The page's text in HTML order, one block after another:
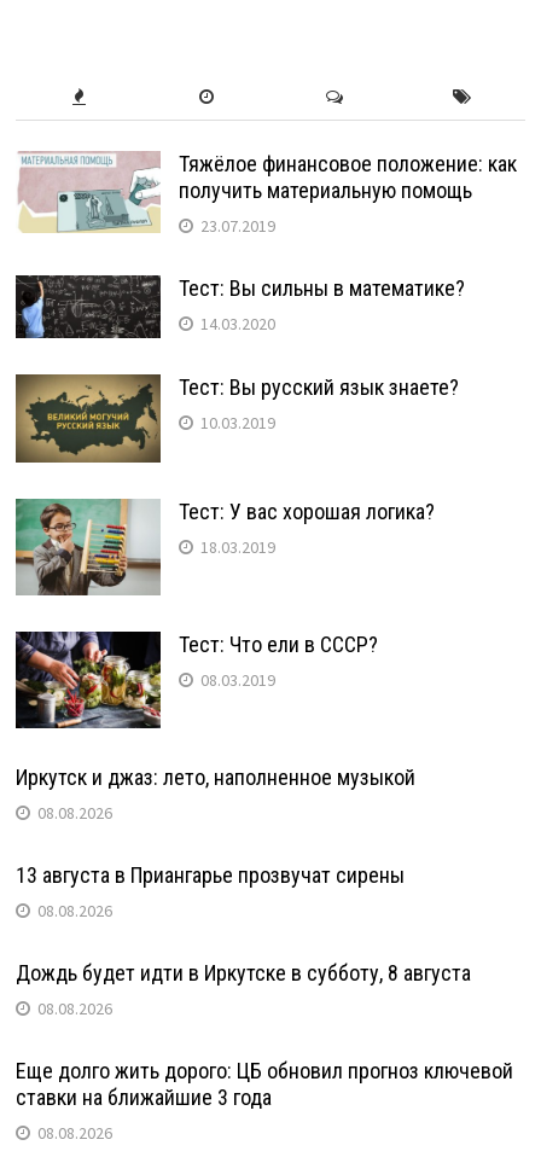
Тяжёлое финансовое положение: как
получить материальную помощь
23.07.2019
Тест: Вы сильны в математике?
14.03.2020
Тест: Вы русский язык знаете?
10.03.2019
Тест: У вас хорошая логика?
18.03.2019
Тест: Что ели в СССР?
08.03.2019
Иркутск и джаз: лето, наполненное музыкой
08.08.2026
13 августа в Приангарье прозвучат сирены
08.08.2026
Дождь будет идти в Иркутске в субботу, 8 августа
08.08.2026
Еще долго жить дорого: ЦБ обновил прогноз ключевой
ставки на ближайшие 3 года
08.08.2026